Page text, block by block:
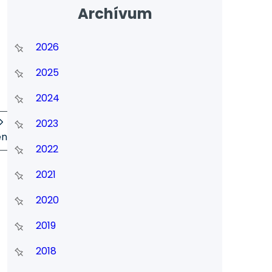
Archívum
2026
2025
2024
2023
2022
2021
2020
2019
2018